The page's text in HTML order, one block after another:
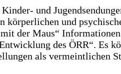
und
und
der Maus“
des ÖRR“. Es
als vermeintlichen